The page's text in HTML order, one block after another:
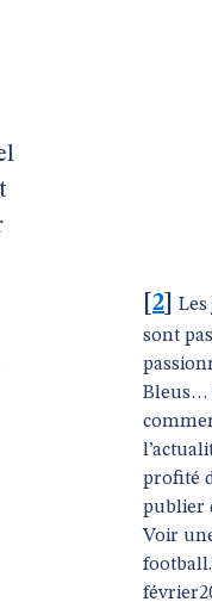
2
sont
Bleus…
profité
publier
Voir